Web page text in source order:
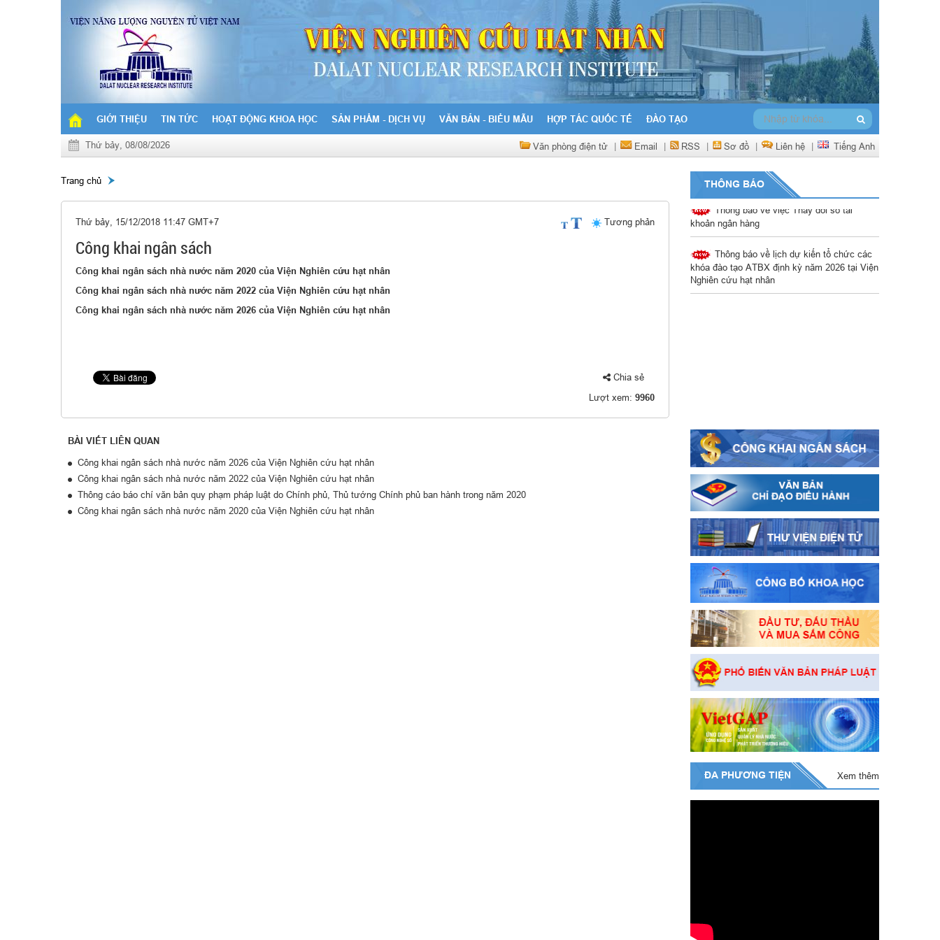
GIỚI THIỆU TIN TỨC HOẠT ĐỘNG KHOA HỌC SẢN PHẨM - DỊCH VỤ VĂN BẢN - BIỂU MẪU HỢP TÁC QUỐC TẾ ĐÀO TẠO
Thứ bảy, 08/08/2026 Văn phòng điện tử | Email | RSS | Sơ đồ | Liên hệ | Tiếng Anh
Trang chủ
Thứ bảy, 15/12/2018 11:47 GMT+7 Tương phản
Công khai ngân sách
Công khai ngân sách nhà nước năm 2020 của Viện Nghiên cứu hạt nhân
Công khai ngân sách nhà nước năm 2022 của Viện Nghiên cứu hạt nhân
Công khai ngân sách nhà nước năm 2026 của Viện Nghiên cứu hạt nhân
Chia sẻ
Lượt xem: 9960
BÀI VIẾT LIÊN QUAN
Công khai ngân sách nhà nước năm 2026 của Viện Nghiên cứu hạt nhân
Công khai ngân sách nhà nước năm 2022 của Viện Nghiên cứu hạt nhân
Thông cáo báo chí văn bản quy phạm pháp luật do Chính phủ, Thủ tướng Chính phủ ban hành trong năm 2020
Công khai ngân sách nhà nước năm 2020 của Viện Nghiên cứu hạt nhân
THÔNG BÁO
Thông báo về lịch dự kiến tổ chức các
khóa đào tạo ATBX định kỳ năm 2026 tại Viện
Nghiên cứu hạt nhân
khoản ngân hàng
ĐA PHƯƠNG TIỆN Xem thêm